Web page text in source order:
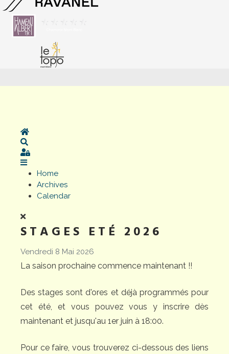
Home
Sign In
Home
Archives
Calendar
STAGES ETÉ 2026
Vendredi 8 Mai 2026
La saison prochaine commence maintenant !!
Des stages sont d'ores et déjà programmés pour
cet été, et vous pouvez vous y inscrire dès
maintenant et jusqu'au 1er juin à 18:00.
Pour ce faire, vous trouverez ci-dessous des liens